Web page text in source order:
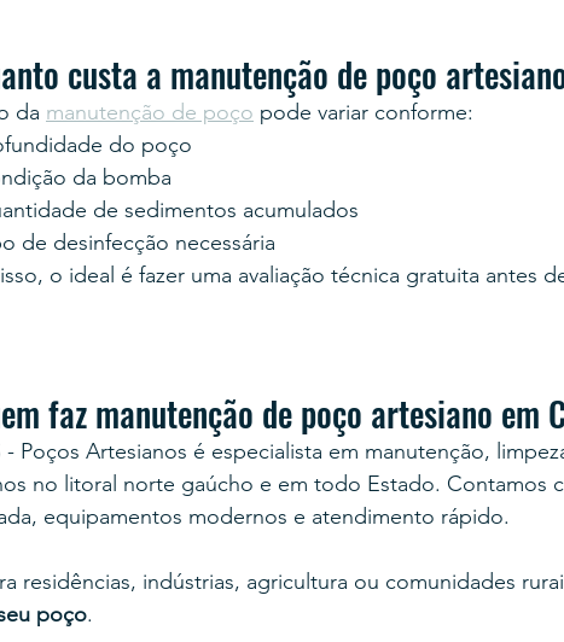
custa a manutenção de poço
da manutenção de poço pode variar conforme:
do poço
da bomba
de sedimentos acumulados
de desinfecção necessária
o ideal é fazer uma avaliação técnica gratuita antes
faz manutenção de poço artesiano em
- Poços Artesianos é especialista em manutenção,
no litoral norte gaúcho e em todo Estado. Contamos
equipamentos modernos e atendimento rápido.
residências, indústrias, agricultura ou comunidades
poço.